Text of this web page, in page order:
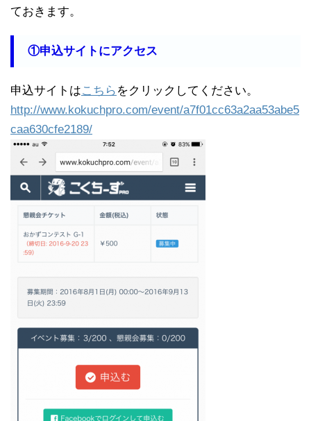
ておきます。
①申込サイトにアクセス
申込サイトはこちら をクリックしてください。
http://www.kokuchpro.com/event/a7f01cc63a2aa53abe5
caa630cfe2189/